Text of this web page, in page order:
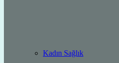
Kadın Sağlık